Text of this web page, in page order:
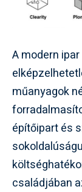
A modern
műanyagok
építőipart és
családjában